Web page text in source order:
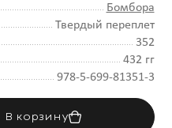
Бомбора
Твердый переплет
352
432 гг
978-5-699-81351-3
В корзину